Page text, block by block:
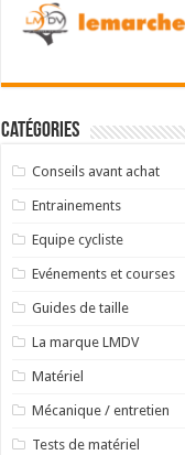
Catégories
Conseils avant achat
Entrainements
Equipe cycliste
Evénements et courses
Guides de taille
La marque LMDV
Matériel
Mécanique / entretien
Tests de matériel